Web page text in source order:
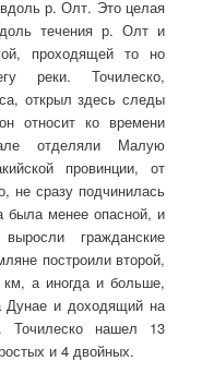
р. Олт. Это целая
течения р. Олт и
проходящей то но
реки. Точилеско,
открыл здесь следы
относит ко времени
отделяли Малую
провинции, от
не сразу подчинилась
была менее опасной, и
гражданские
построили второй,
а иногда и больше,
Дунае и доходящий на
Точилеско нашел 13
и 4 двойных.